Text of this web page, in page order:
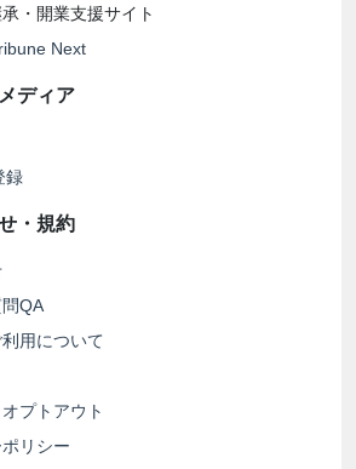
・開業支援サイト
Next
ディア
録
・規約
QA
用について
プトアウト
リシー